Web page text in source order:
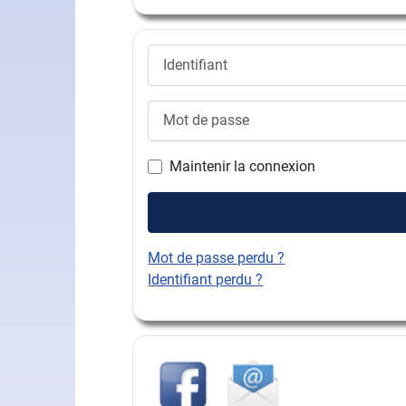
Maintenir la connexion
Mot de passe perdu ?
Identifiant perdu ?